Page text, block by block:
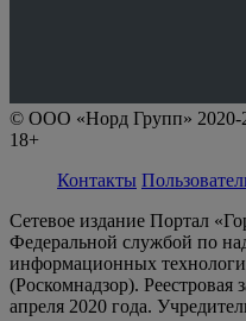
© ООО «Норд Групп» 2020-
18+
Контакты
Сетевое издание Портал
Федеральной службой по
информационных
(Роскомнадзор).
апреля 2020 года.